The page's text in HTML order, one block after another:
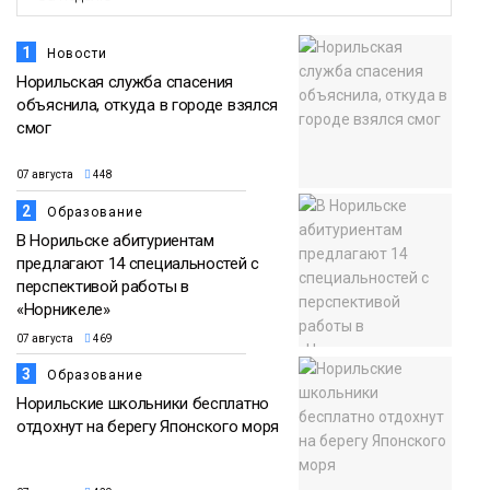
Общество
1 Новости
Норильская служба спасения
объяснила, откуда в городе взялся
смог
07 августа 448
2 Образование
В Норильске абитуриентам
предлагают 14 специальностей с
перспективой работы в
«Норникеле»
07 августа 469
3 Образование
Норильские школьники бесплатно
отдохнут на берегу Японского моря